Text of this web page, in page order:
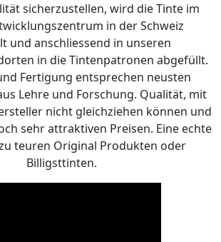
sicherzustellen, wird die Tinte im
in der Schweiz
und anschliessend in unseren
in die Tintenpatronen abgefüllt.
Fertigung entsprechen neusten
Lehre und Forschung. Qualität, mit
nicht gleichziehen können und
sehr attraktiven Preisen. Eine echte
teuren Original Produkten oder
Billigsttinten.